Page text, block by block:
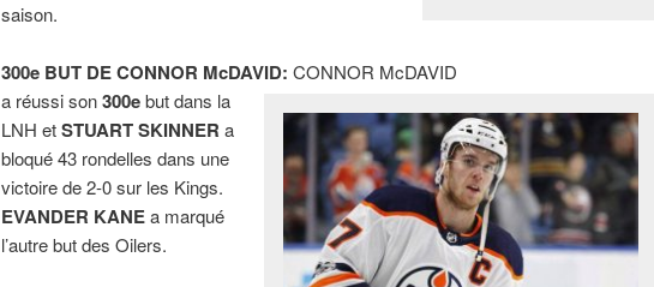
saison.
300e BUT DE CONNOR McDAVID:CONNOR McDAVID
a réussi son300ebut dans la
LNH etSTUART SKINNER a
bloqué 43 rondelles dans une
victoire de 2-0 sur les Kings.
EVANDER KANEa marqué
l’autre but des Oilers.